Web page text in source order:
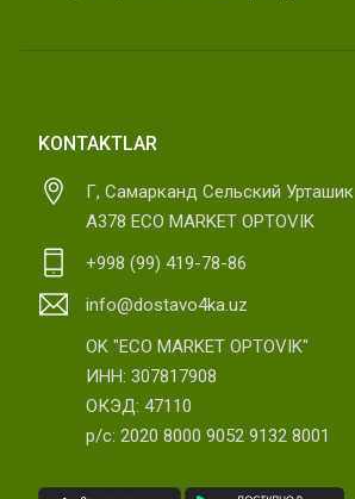
KONTAKTLAR
Г, Самарканд Сельский Урташик
А378 ECO MARKET OPTOVIK
+998 (99) 419-78-86
info@dostavo4ka.uz
OK "ECO MARKET OPTOVIK"
ИНН: 307817908
ОКЭД: 47110
р/с: 2020 8000 9052 9132 8001